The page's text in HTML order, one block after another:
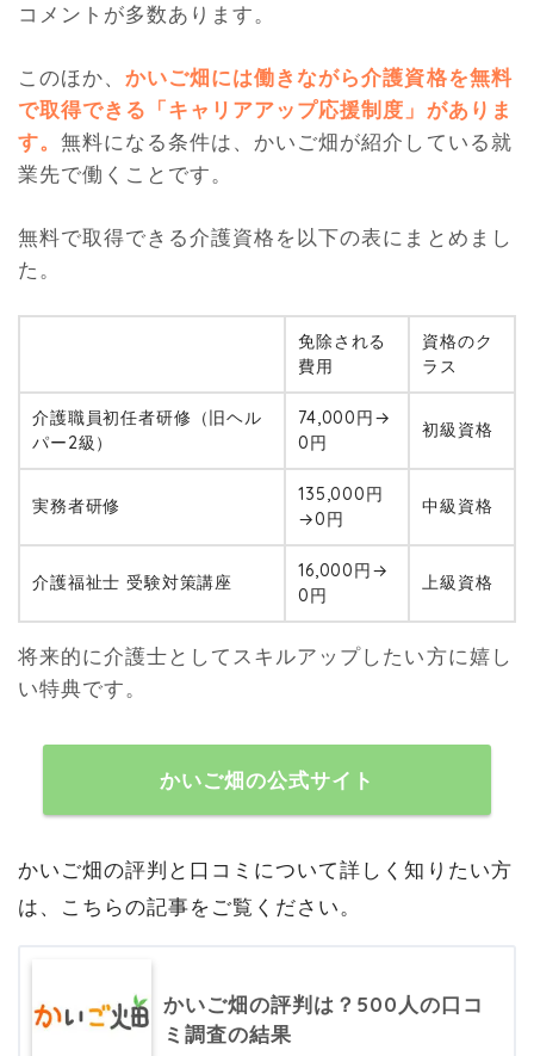
コメントが多数あります。
このほか、かいご畑には働きながら介護資格を無料
で取得できる「キャリアアップ応援制度」がありま
す。無料になる条件は、かいご畑が紹介している就
業先で働くことです。
無料で取得できる介護資格を以下の表にまとめまし
た。
免除される
費用
資格のク
ラス
介護職員初任者研修（旧ヘル
パー2級）
74,000円→
0円
初級資格
実務者研修
135,000円
→0円
中級資格
介護福祉士 受験対策講座
16,000円→
0円
上級資格
将来的に介護士としてスキルアップしたい方に嬉し
い特典です。
かいご畑の公式サイト
かいご畑の評判と口コミについて詳しく知りたい方
は、こちらの記事をご覧ください。
かいご畑の評判は？500人の口コ
ミ調査の結果